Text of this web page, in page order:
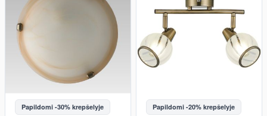
Papildomi -30% krepšelyje Papildomi -20% krepšelyje